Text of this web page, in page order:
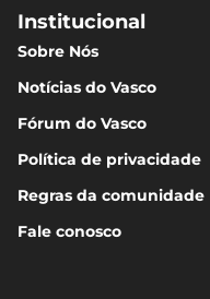
Institucional
Sobre Nós
Notícias do Vasco
Fórum do Vasco
Política de privacidade
Regras da comunidade
Fale conosco